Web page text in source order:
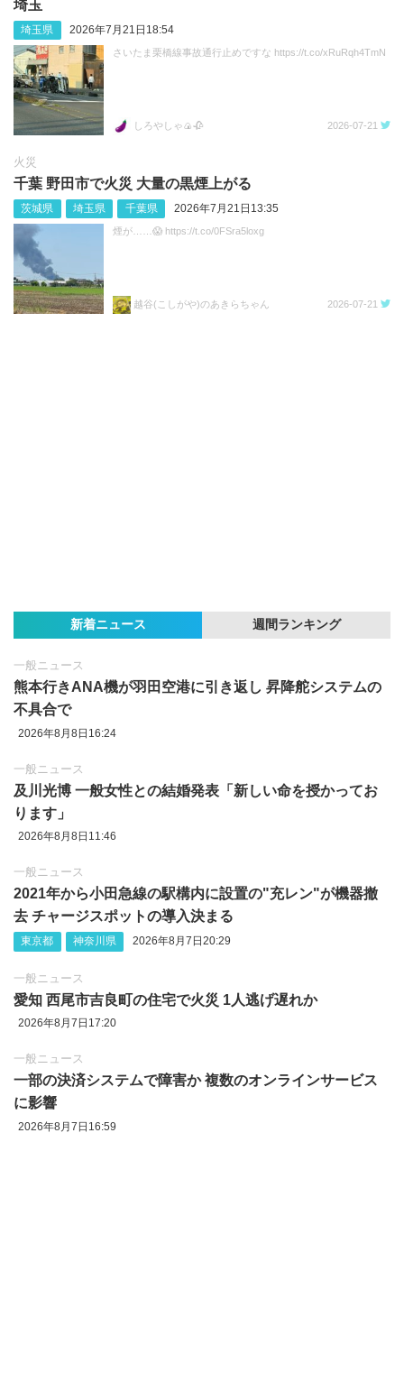
埼玉
埼玉県 2026年7月21日18:54
さいたま栗橋線事故通行止めですな https://t.co/xRuRqh4TmN
しろやしゃ🍙🥀 2026-07-21
火災
千葉 野田市で火災 大量の黒煙上がる
茨城県 埼玉県 千葉県 2026年7月21日13:35
煙が……😱 https://t.co/0FSra5loxg
越谷(こしがや)のあきらちゃん 2026-07-21
新着ニュース 週間ランキング
一般ニュース
熊本行きANA機が羽田空港に引き返し 昇降舵システムの
不具合で
2026年8月8日16:24
一般ニュース
及川光博 一般女性との結婚発表「新しい命を授かってお
ります」
2026年8月8日11:46
一般ニュース
2021年から小田急線の駅構内に設置の"充レン"が機器撤
去 チャージスポットの導入決まる
東京都 神奈川県 2026年8月7日20:29
一般ニュース
愛知 西尾市吉良町の住宅で火災 1人逃げ遅れか
2026年8月7日17:20
一般ニュース
一部の決済システムで障害か 複数のオンラインサービス
に影響
2026年8月7日16:59